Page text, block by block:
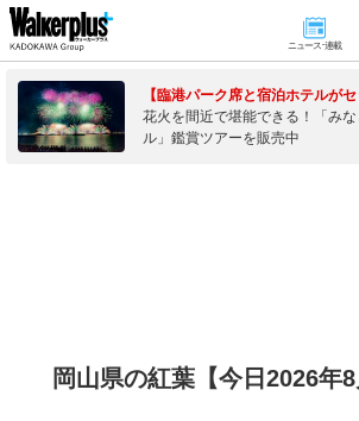
ニュース･連載
【臨港パーク席と宿泊ホテルがセ
花火を間近で堪能できる！「み
ル」鑑賞ツアーを販売中
岡山県の紅葉【今日2026年8